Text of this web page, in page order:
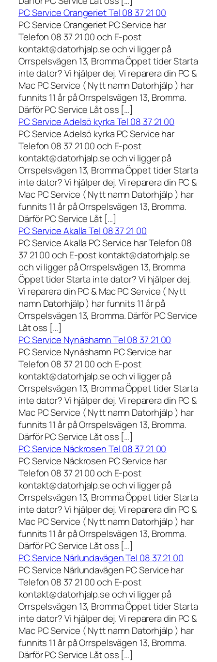
PC Service Orangeriet Tel 08 37 21 00
PC Service Orangeriet PC Service har
Telefon 08 37 21 00 och E-post
kontakt@datorhjalp.se och vi ligger på
Orrspelsvägen 13, Bromma Öppet tider Starta
inte dator? Vi hjälper dej. Vi reparera din PC &
Mac PC Service ( Nytt namn Datorhjälp ) har
funnits 11 år på Orrspelsvägen 13, Bromma.
Därför PC Service Låt oss […]
PC Service Adelsö kyrka Tel 08 37 21 00
PC Service Adelsö kyrka PC Service har
Telefon 08 37 21 00 och E-post
kontakt@datorhjalp.se och vi ligger på
Orrspelsvägen 13, Bromma Öppet tider Starta
inte dator? Vi hjälper dej. Vi reparera din PC &
Mac PC Service ( Nytt namn Datorhjälp ) har
funnits 11 år på Orrspelsvägen 13, Bromma.
Därför PC Service Låt […]
PC Service Akalla Tel 08 37 21 00
PC Service Akalla PC Service har Telefon 08
37 21 00 och E-post kontakt@datorhjalp.se
och vi ligger på Orrspelsvägen 13, Bromma
Öppet tider Starta inte dator? Vi hjälper dej.
Vi reparera din PC & Mac PC Service ( Nytt
namn Datorhjälp ) har funnits 11 år på
Orrspelsvägen 13, Bromma. Därför PC Service
Låt oss […]
PC Service Nynäshamn Tel 08 37 21 00
PC Service Nynäshamn PC Service har
Telefon 08 37 21 00 och E-post
kontakt@datorhjalp.se och vi ligger på
Orrspelsvägen 13, Bromma Öppet tider Starta
inte dator? Vi hjälper dej. Vi reparera din PC &
Mac PC Service ( Nytt namn Datorhjälp ) har
funnits 11 år på Orrspelsvägen 13, Bromma.
Därför PC Service Låt oss […]
PC Service Näckrosen Tel 08 37 21 00
PC Service Näckrosen PC Service har
Telefon 08 37 21 00 och E-post
kontakt@datorhjalp.se och vi ligger på
Orrspelsvägen 13, Bromma Öppet tider Starta
inte dator? Vi hjälper dej. Vi reparera din PC &
Mac PC Service ( Nytt namn Datorhjälp ) har
funnits 11 år på Orrspelsvägen 13, Bromma.
Därför PC Service Låt oss […]
PC Service Närlundavägen Tel 08 37 21 00
PC Service Närlundavägen PC Service har
Telefon 08 37 21 00 och E-post
kontakt@datorhjalp.se och vi ligger på
Orrspelsvägen 13, Bromma Öppet tider Starta
inte dator? Vi hjälper dej. Vi reparera din PC &
Mac PC Service ( Nytt namn Datorhjälp ) har
funnits 11 år på Orrspelsvägen 13, Bromma.
Därför PC Service Låt oss […]